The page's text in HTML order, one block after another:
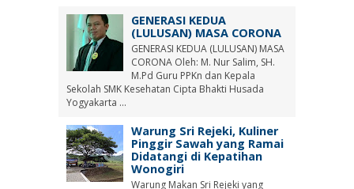
GENERASI KEDUA
(LULUSAN) MASA CORONA
GENERASI KEDUA (LULUSAN) MASA
CORONA Oleh: M. Nur Salim, SH.
M.Pd Guru PPKn dan Kepala
Sekolah SMK Kesehatan Cipta Bhakti Husada
Yogyakarta ...
Warung Sri Rejeki, Kuliner
Pinggir Sawah yang Ramai
Didatangi di Kepatihan
Wonogiri
Warung Makan Sri Rejeki yang